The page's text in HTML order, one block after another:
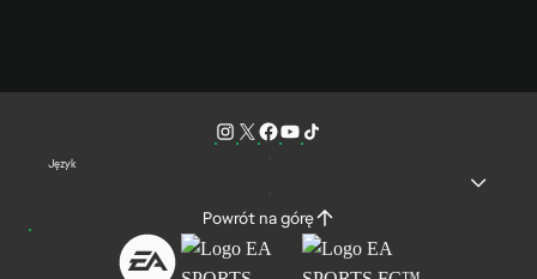
Język
Powrót na górę